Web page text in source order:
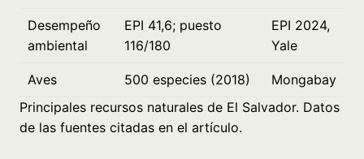
Desempeño
ambiental
EPI 41,6; puesto
116/180
EPI 2024,
Yale
Aves 500 especies (2018)
Mongabay
Principales recursos naturales de El Salvador. Datos
de las fuentes citadas en el artículo.